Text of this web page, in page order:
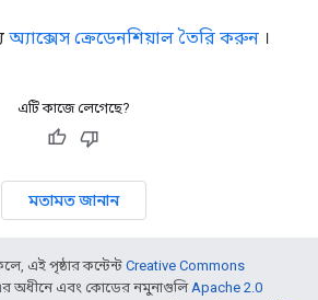
অ্যাক্সেস ক্রেডেনশিয়াল তৈরি করুন ।
এটি কাজে লেগেছে?
মতামত জানান
এই পৃষ্ঠার কন্টেন্ট Creative Commons
অধীনে এবং কোডের নমুনাগুলিApache 2.0